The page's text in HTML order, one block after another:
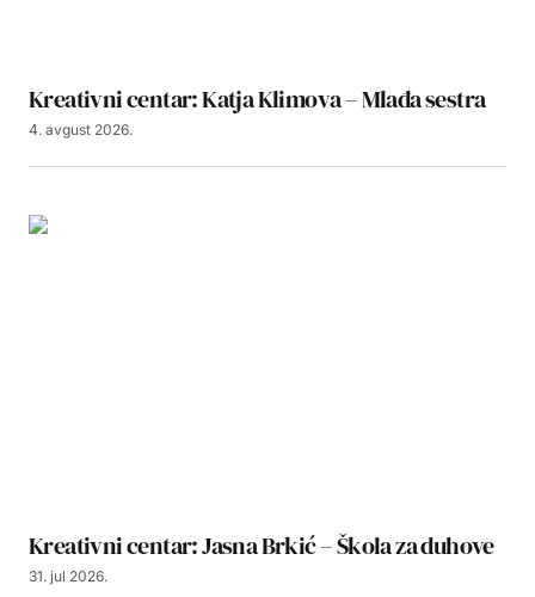
Kreativni centar: Katja Klimova – Mlađa sestra
4. avgust 2026.
Kreativni centar: Jasna Brkić – Škola za duhove
31. jul 2026.